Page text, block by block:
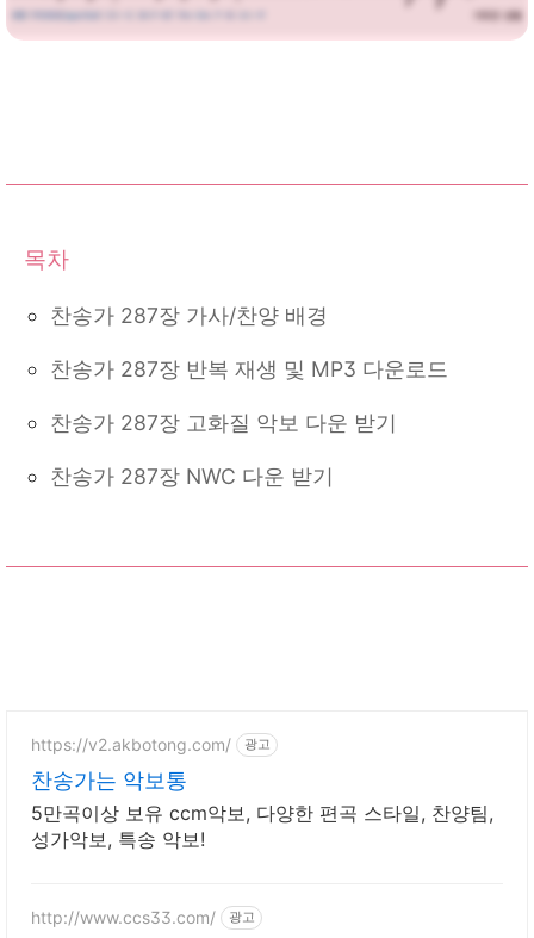
찬송가 287장 가사/찬양 배경
찬송가 287장 반복 재생 및 MP3 다운로드
찬송가 287장 고화질 악보 다운 받기
찬송가 287장 NWC 다운 받기
https://v2.akbotong.com/ 광고
찬송가는 악보통
5만곡이상 보유 ccm악보, 다양한 편곡 스타일, 찬양팀,
성가악보, 특송 악보!
http://www.ccs33.com/ 광고